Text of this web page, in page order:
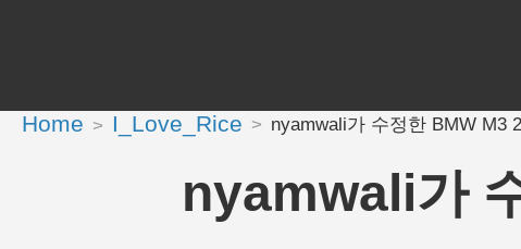
Home I_Love_Rice nyamwali가 수정한 BMW M3
nyamwali가